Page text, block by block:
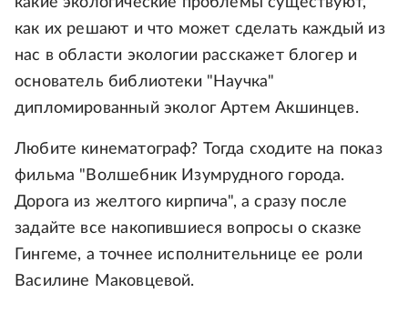
как их решают и что может сделать каждый из
нас в области экологии расскажет блогер и
основатель библиотеки "Научка"
дипломированный эколог Артем Акшинцев.
Любите кинематограф? Тогда сходите на показ
фильма "Волшебник Изумрудного города.
Дорога из желтого кирпича", а сразу после
задайте все накопившиеся вопросы о сказке
Гингеме, а точнее исполнительнице ее роли
Василине Маковцевой.